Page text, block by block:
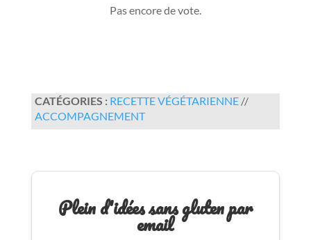
Pas encore de vote.
CATÉGORIES : RECETTE VÉGÉTARIENNE//
ACCOMPAGNEMENT
Plein d'idées sans gluten par
email